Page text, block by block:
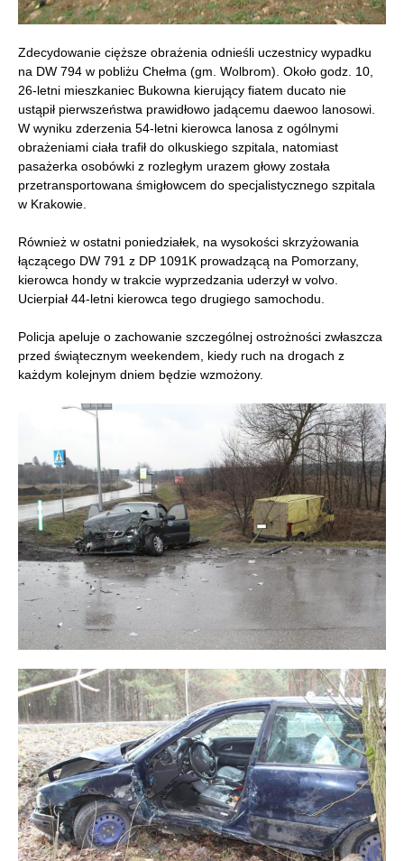
Zdecydowanie cięższe obrażenia odnieśli uczestnicy wypadku
na DW 794 w pobliżu Chełma (gm. Wolbrom). Około godz. 10,
26-letni mieszkaniec Bukowna kierujący fiatem ducato nie
ustąpił pierwszeństwa prawidłowo jadącemu daewoo lanosowi.
W wyniku zderzenia 54-letni kierowca lanosa z ogólnymi
obrażeniami ciała trafił do olkuskiego szpitala, natomiast
pasażerka osobówki z rozległym urazem głowy została
przetransportowana śmigłowcem do specjalistycznego szpitala
w Krakowie.
Również w ostatni poniedziałek, na wysokości skrzyżowania
łączącego DW 791 z DP 1091K prowadzącą na Pomorzany,
kierowca hondy w trakcie wyprzedzania uderzył w volvo.
Ucierpiał 44-letni kierowca tego drugiego samochodu.
Policja apeluje o zachowanie szczególnej ostrożności zwłaszcza
przed świątecznym weekendem, kiedy ruch na drogach z
każdym kolejnym dniem będzie wzmożony.